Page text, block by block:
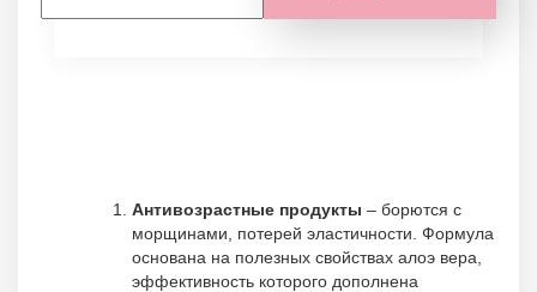
Антивозрастные продукты – борются с
морщинами, потерей эластичности. Формула
основана на полезных свойствах алоэ вера,
эффективность которого дополнена